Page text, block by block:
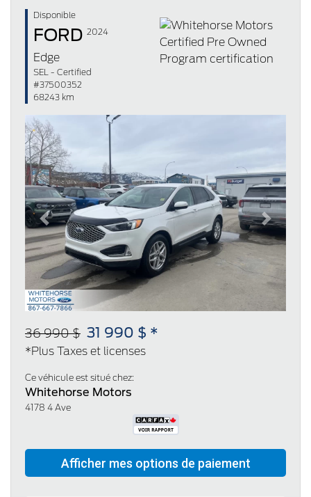
Disponible
FORD 2024
Edge
SEL - Certified
#37500352
68243 km
Previous Next
36 990 $ 31 990 $ *
*Plus Taxes et licenses
Ce véhicule est situé chez:
Whitehorse Motors
4178 4 Ave